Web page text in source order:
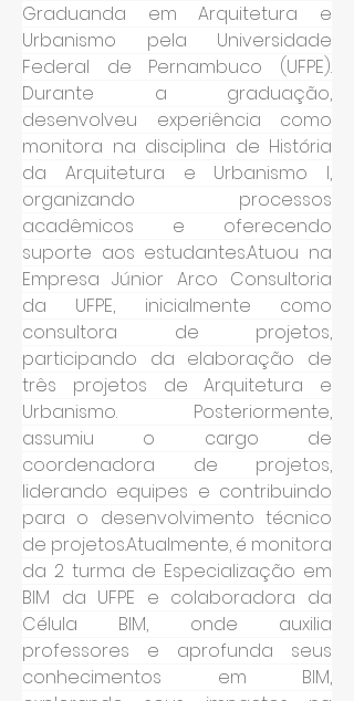
Graduanda em Arquitetura e
Urbanismo pela Universidade
Federal de Pernambuco (UFPE).
Durante a graduação,
desenvolveu experiência como
monitora na disciplina de História
da Arquitetura e Urbanismo I,
organizando processos
acadêmicos e oferecendo
suporte aos estudantes.Atuou na
Empresa Júnior Arco Consultoria
da UFPE, inicialmente como
consultora de projetos,
participando da elaboração de
três projetos de Arquitetura e
Urbanismo. Posteriormente,
assumiu o cargo de
coordenadora de projetos,
liderando equipes e contribuindo
para o desenvolvimento técnico
de projetos.Atualmente, é monitora
da 2 turma de Especialização em
BIM da UFPE e colaboradora da
Célula BIM, onde auxilia
professores e aprofunda seus
conhecimentos em BIM,